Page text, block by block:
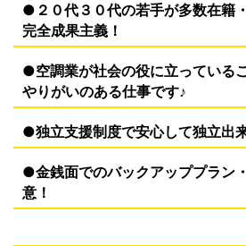
●２０代３０代の若手が多数在籍
完全成果主義！
●空調業が社会の役に立っている
やりがいのある仕事です♪
●独立支援制度で安心して独立出
●金銭面でのバックアッププラン
意！